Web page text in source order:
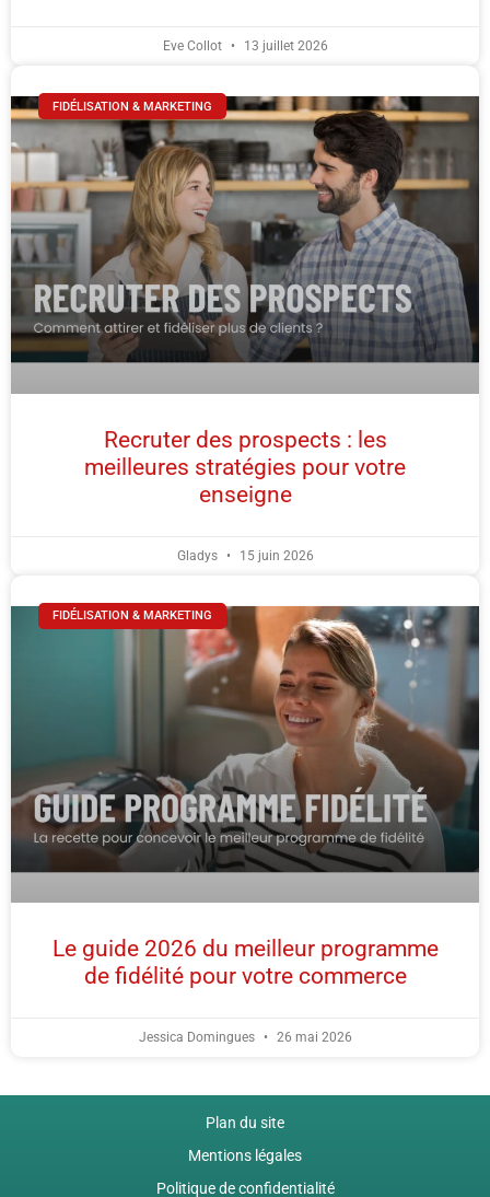
Eve Collot 13 juillet 2026
FIDÉLISATION & MARKETING
Recruter des prospects : les
meilleures stratégies pour votre
enseigne
Gladys 15 juin 2026
FIDÉLISATION & MARKETING
Le guide 2026 du meilleur programme
de fidélité pour votre commerce
Jessica Domingues 26 mai 2026
Plan du site
Mentions légales
Politique de confidentialité